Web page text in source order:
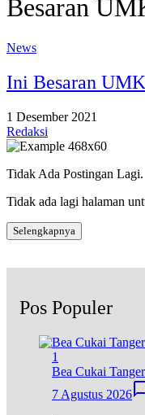
Besaran
News
Ini Besaran
1 Desember 2021
Redaksi
Tidak Ada Postingan Lagi.
Tidak ada lagi halaman
Selengkapnya
Pos Populer
1
Bea Cukai
7 Agustus 2026